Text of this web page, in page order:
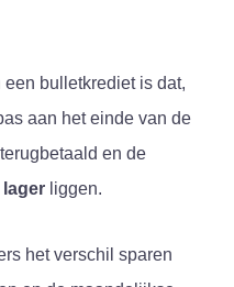
bulletkrediet is dat,
aan het einde van de
en de
lager liggen.
het verschil sparen